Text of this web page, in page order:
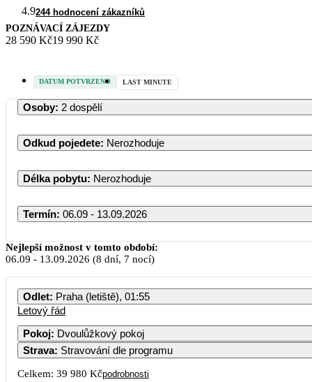
4.9244 hodnocení zákazníků
POZNÁVACÍ ZÁJEZDY
28 590 Kč19 990 Kč
DATUM POTVRZENO LAST MINUTE
Osoby: 2 dospělí
Odkud pojedete: Nerozhoduje
Délka pobytu: Nerozhoduje
Termín: 06.09 - 13.09.2026
Nejlepší možnost v tomto období:
06.09 - 13.09.2026 (8 dní, 7 nocí)
Odlet: Praha (letiště), 01:55
Letový řád
Pokoj: Dvoulůžkový pokoj
Strava: Stravování dle programu
Celkem: 39 980 Kčpodrobnosti